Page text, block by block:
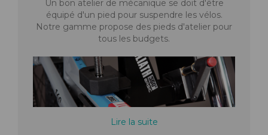
Un bon atelier de mécanique se doit d'être
équipé d'un pied pour suspendre les vélos.
Notre gamme propose des pieds d'atelier pour
tous les budgets.
Lire la suite